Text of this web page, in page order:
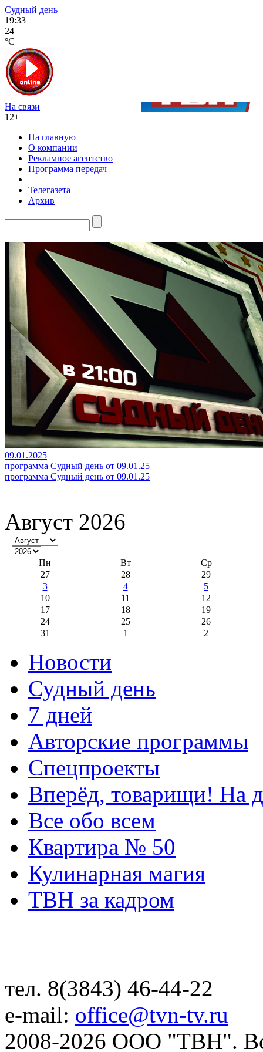
Судный день
19:33
24
°C
На связи
12+
На главную
О компании
Рекламное агентство
Программа передач
Телегазета
Архив
09.01.2025
программа Судный день от 09.01.25
программа Судный день от 09.01.25
Август 2026
Пн Вт
Ср
27
28
29
3
4
5
10
11
12
17
18
19
24
25
26
31
1 2
Новости
Судный день
7 дней
Авторские программы
Спецпроекты
Вперёд, товарищи! На
Все обо всем
Квартира № 50
Кулинарная магия
ТВН за кадром
тел. 8(3843) 46-44-22
e-mail: office@tvn-tv.ru
2008-2026 ООО "ТВН".